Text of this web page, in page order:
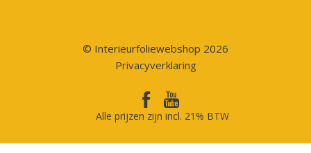
© Interieurfoliewebshop 2026
Privacyverklaring
Alle prijzen zijn incl. 21% BTW